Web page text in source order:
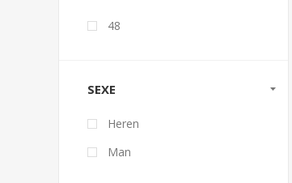
48
SEXE
Heren
Man